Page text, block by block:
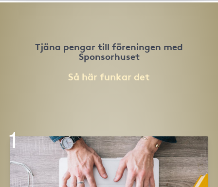
Tjäna pengar till föreningen med
Sponsorhuset
Så här funkar det
1